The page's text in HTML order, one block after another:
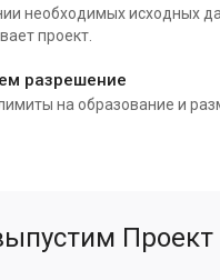
необходимых исходных
проект.
разрешение
на образование и